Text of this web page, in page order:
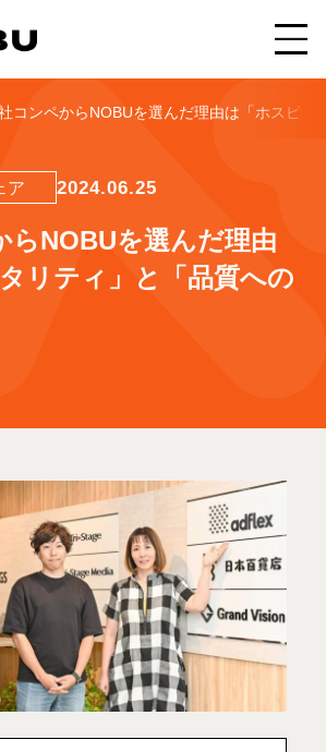
コンペからNOBUを選んだ理由は「ホスピタ
ア 2024.06.25
らNOBUを選んだ理由
リティ」と「品質への